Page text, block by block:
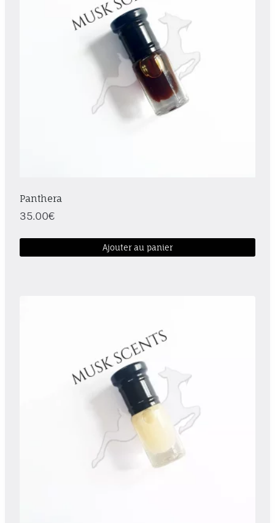
Panthera
35.00€
Ajouter au panier